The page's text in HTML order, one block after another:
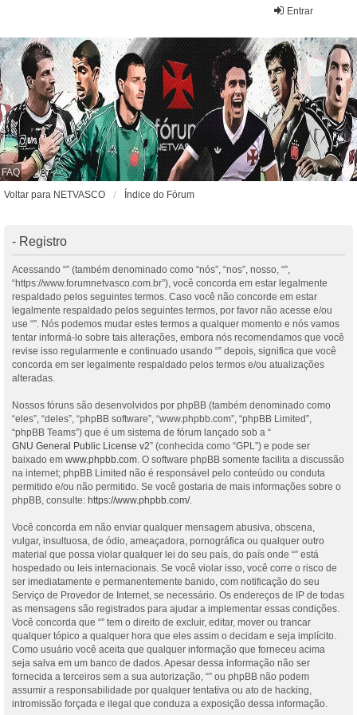
Entrar
FAQ
Voltar para NETVASCO
Índice do Fórum
- Registro
Acessando “” (também denominado como “nós”, “nos”, nosso, “”,
“https://www.forumnetvasco.com.br”), você concorda em estar legalmente
respaldado pelos seguintes termos. Caso você não concorde em estar
legalmente respaldado pelos seguintes termos, por favor não acesse e/ou
use “”. Nós podemos mudar estes termos a qualquer momento e nós vamos
tentar informá-lo sobre tais alterações, embora nós recomendamos que você
revise isso regularmente e continuado usando “” depois, significa que você
concorda em ser legalmente respaldado pelos termos e/ou atualizações
alteradas.
Nossos fóruns são desenvolvidos por phpBB (também denominado como
“eles”, “deles”, “phpBB software”, “www.phpbb.com”, “phpBB Limited”,
“phpBB Teams”) que é um sistema de fórum lançado sob a “
GNU General Public License v2” (conhecida como “GPL”) e pode ser
baixado em www.phpbb.com. O software phpBB somente facilita a discussão
na internet; phpBB Limited não é responsável pelo conteúdo ou conduta
permitido e/ou não permitido. Se você gostaria de mais informações sobre o
phpBB, consulte: https://www.phpbb.com/.
Você concorda em não enviar qualquer mensagem abusiva, obscena,
vulgar, insultuosa, de ódio, ameaçadora, pornográfica ou qualquer outro
material que possa violar qualquer lei do seu país, do país onde “” está
hospedado ou leis internacionais. Se você violar isso, você corre o risco de
ser imediatamente e permanentemente banido, com notificação do seu
Serviço de Provedor de Internet, se necessário. Os endereços de IP de todas
as mensagens são registrados para ajudar a implementar essas condições.
Você concorda que “” tem o direito de excluir, editar, mover ou trancar
qualquer tópico a qualquer hora que eles assim o decidam e seja implícito.
Como usuário você aceita que qualquer informação que forneceu acima
seja salva em um banco de dados. Apesar dessa informação não ser
fornecida a terceiros sem a sua autorização, “” ou phpBB não podem
assumir a responsabilidade por qualquer tentativa ou ato de hacking,
intromissão forçada e ilegal que conduza a exposição dessa informação.